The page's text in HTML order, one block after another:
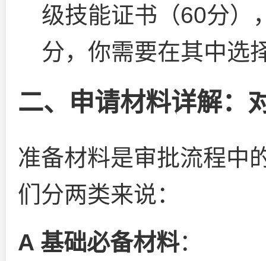
级技能证书（60分）
分，你需要在其中选
二、申请材料详解：
准备材料是审批流程中
们分两类来说：
A 基础必备材料：